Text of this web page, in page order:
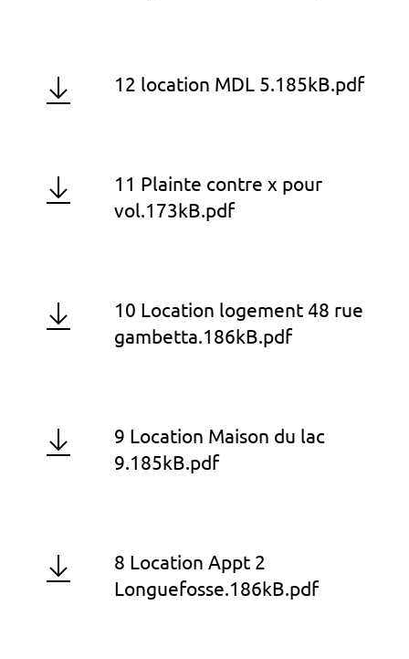
12 location MDL 5.185kB.pdf
11 Plainte contre x pour
vol.173kB.pdf
10 Location logement 48 rue
gambetta.186kB.pdf
9 Location Maison du lac
9.185kB.pdf
8 Location Appt 2
Longuefosse.186kB.pdf